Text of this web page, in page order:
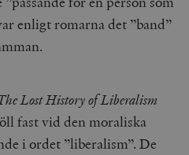
enligt romarna det ”band”
Lost History of Liberalism
fast vid den moraliska
i ordet ”liberalism”. De